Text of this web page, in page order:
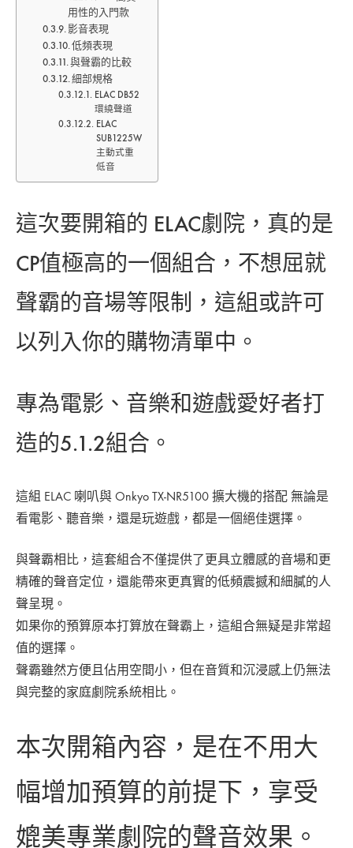
用性的入門款
影音表現
低頻表現
與聲霸的比較
細部規格
ELAC DB52
環繞聲道
ELAC
SUB1225W
主動式重
低音
這次要開箱的 ELAC劇院，真的是
CP值極高的一個組合，不想屈就
聲霸的音場等限制，這組或許可
以列入你的購物清單中。
專為電影、音樂和遊戲愛好者打
造的5.1.2組合。
這組 ELAC 喇叭與 Onkyo TX-NR5100 擴大機的搭配 無論是
看電影、聽音樂，還是玩遊戲，都是一個絕佳選擇。
與聲霸相比，這套組合不僅提供了更具立體感的音場和更
精確的聲音定位，還能帶來更真實的低頻震撼和細膩的人
聲呈現。
如果你的預算原本打算放在聲霸上，這組合無疑是非常超
值的選擇。
聲霸雖然方便且佔用空間小，但在音質和沉浸感上仍無法
與完整的家庭劇院系統相比。
本次開箱內容，是在不用大
幅增加預算的前提下，享受
媲美專業劇院的聲音效果。